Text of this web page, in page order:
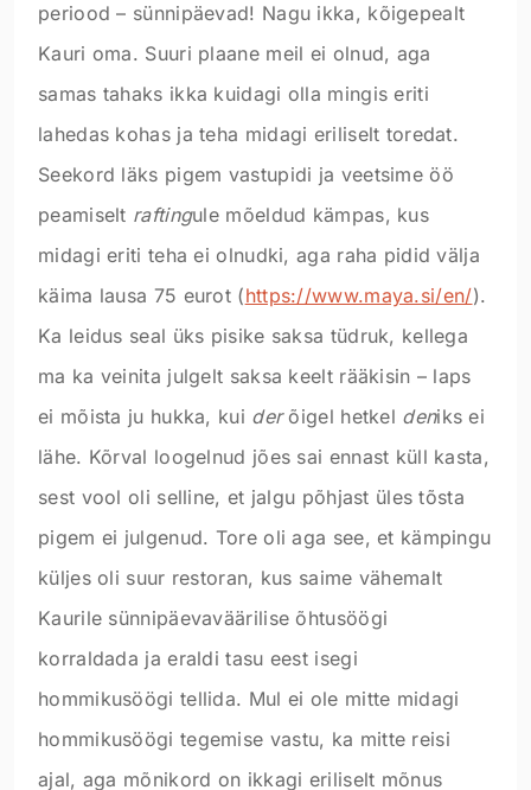
periood – sünnipäevad! Nagu ikka, kõigepealt
Kauri oma. Suuri plaane meil ei olnud, aga
samas tahaks ikka kuidagi olla mingis eriti
lahedas kohas ja teha midagi eriliselt toredat.
Seekord läks pigem vastupidi ja veetsime öö
peamiselt raftingule mõeldud kämpas, kus
midagi eriti teha ei olnudki, aga raha pidid välja
käima lausa 75 eurot (https://www.maya.si/en/).
Ka leidus seal üks pisike saksa tüdruk, kellega
ma ka veinita julgelt saksa keelt rääkisin – laps
ei mõista ju hukka, kui derõigel hetkel deniks ei
lähe. Kõrval loogelnud jões sai ennast küll kasta,
sest vool oli selline, et jalgu põhjast üles tõsta
pigem ei julgenud. Tore oli aga see, et kämpingu
küljes oli suur restoran, kus saime vähemalt
Kaurile sünnipäevaväärilise õhtusöögi
korraldada ja eraldi tasu eest isegi
hommikusöögi tellida. Mul ei ole mitte midagi
hommikusöögi tegemise vastu, ka mitte reisi
ajal, aga mõnikord on ikkagi eriliselt mõnus